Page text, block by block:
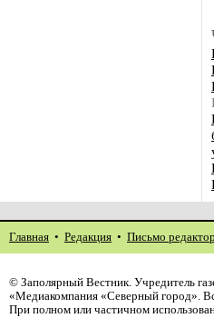
Главная • Редакция • Письмо
© Заполярный Вестник. Учредитель
«Медиакомпания «Северный город».
При полном или частичном